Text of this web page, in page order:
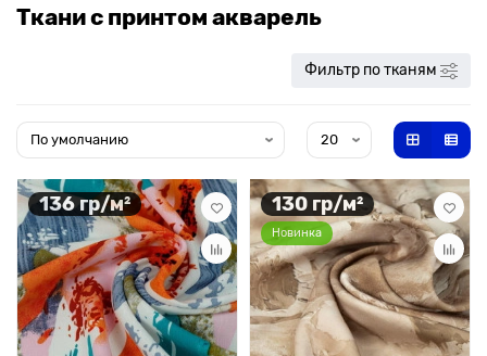
Ткани с принтом акварель
Фильтр по тканям
136 гр/м² 130 гр/м²
Новинка